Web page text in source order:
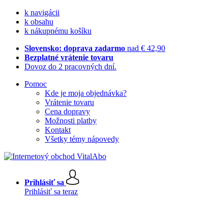
k navigácii
k obsahu
k nákupnému košíku
Slovensko: doprava zadarmo nad € 42,90
Bezplatné vrátenie tovaru
Dovoz do 2 pracovných dní.
Pomoc
Kde je moja objednávka?
Vrátenie tovaru
Cena dopravy
Možnosti platby
Kontakt
Všetky témy nápovedy
Prihlásiť sa
Prihlásiť sa teraz